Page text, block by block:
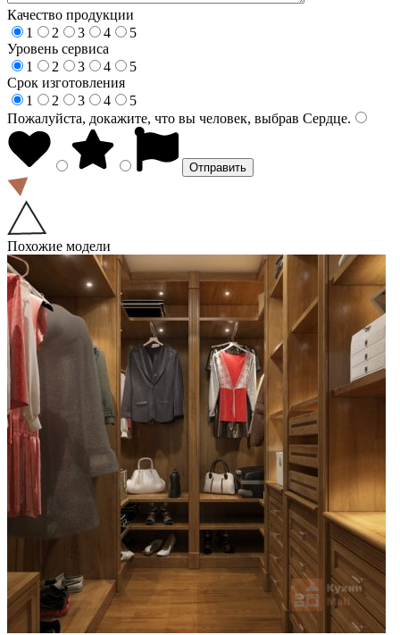
Качество продукции
1
2 3 4
5
Уровень сервиса
1
2 3 4
5
Срок изготовления
1
2 3 4
5
Пожалуйста, докажите, что вы человек, выбрав Сердце.
Похожие модели